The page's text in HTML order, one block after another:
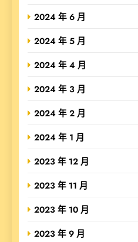
2024 年 6 月
2024 年 5 月
2024 年 4 月
2024 年 3 月
2024 年 2 月
2024 年 1 月
2023 年 12 月
2023 年 11 月
2023 年 10 月
2023 年 9 月